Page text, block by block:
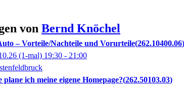
von Bernd Knöchel
– Vorteile/Nachteile und Vorurteile 262.10400.06
(1-mal) 19:30 - 21:00
plane ich meine eigene Homepage? 262.50103.03